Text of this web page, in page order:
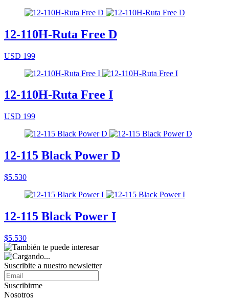
12-110H-Ruta Free D
USD 199
12-110H-Ruta Free I
USD 199
12-115 Black Power D
$5.530
12-115 Black Power I
$5.530
Suscribite a nuestro newsletter
Suscribirme
Nosotros